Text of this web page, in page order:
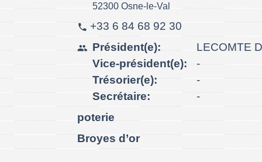
52300 Osne-le-Val
phone +33 6 84 68 92 30
people Président(e):
Vice-président(e):
Trésorier(e):
Secrétaire:
LECOMTE
-
-
-
poterie
Broyes d’or